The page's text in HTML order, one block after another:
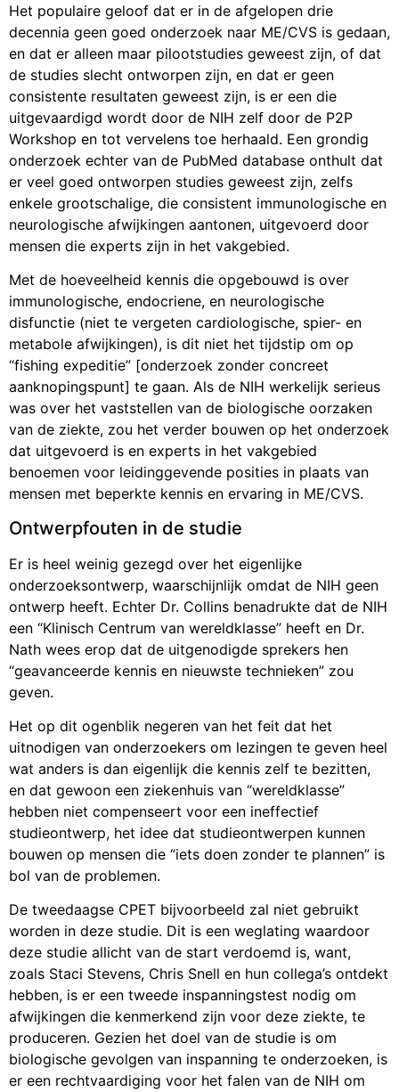
Het populaire geloof dat er in de afgelopen drie
decennia geen goed onderzoek naar ME/CVS is gedaan,
en dat er alleen maar pilootstudies geweest zijn, of dat
de studies slecht ontworpen zijn, en dat er geen
consistente resultaten geweest zijn, is er een die
uitgevaardigd wordt door de NIH zelf door de P2P
Workshop en tot vervelens toe herhaald. Een grondig
onderzoek echter van de PubMed database onthult dat
er veel goed ontworpen studies geweest zijn, zelfs
enkele grootschalige, die consistent immunologische en
neurologische afwijkingen aantonen, uitgevoerd door
mensen die experts zijn in het vakgebied.
Met de hoeveelheid kennis die opgebouwd is over
immunologische, endocriene, en neurologische
disfunctie (niet te vergeten cardiologische, spier- en
metabole afwijkingen), is dit niet het tijdstip om op
“fishing expeditie” [onderzoek zonder concreet
aanknopingspunt] te gaan. Als de NIH werkelijk serieus
was over het vaststellen van de biologische oorzaken
van de ziekte, zou het verder bouwen op het onderzoek
dat uitgevoerd is en experts in het vakgebied
benoemen voor leidinggevende posities in plaats van
mensen met beperkte kennis en ervaring in ME/CVS.
Ontwerpfouten in de studie
Er is heel weinig gezegd over het eigenlijke
onderzoeksontwerp, waarschijnlijk omdat de NIH geen
ontwerp heeft. Echter Dr. Collins benadrukte dat de NIH
een “Klinisch Centrum van wereldklasse” heeft en Dr.
Nath wees erop dat de uitgenodigde sprekers hen
“geavanceerde kennis en nieuwste technieken” zou
geven.
Het op dit ogenblik negeren van het feit dat het
uitnodigen van onderzoekers om lezingen te geven heel
wat anders is dan eigenlijk die kennis zelf te bezitten,
en dat gewoon een ziekenhuis van “wereldklasse”
hebben niet compenseert voor een ineffectief
studieontwerp, het idee dat studieontwerpen kunnen
bouwen op mensen die “iets doen zonder te plannen” is
bol van de problemen.
De tweedaagse CPET bijvoorbeeld zal niet gebruikt
worden in deze studie. Dit is een weglating waardoor
deze studie allicht van de start verdoemd is, want,
zoals Staci Stevens, Chris Snell en hun collega’s ontdekt
hebben, is er een tweede inspanningstest nodig om
afwijkingen die kenmerkend zijn voor deze ziekte, te
produceren. Gezien het doel van de studie is om
biologische gevolgen van inspanning te onderzoeken, is
er een rechtvaardiging voor het falen van de NIH om